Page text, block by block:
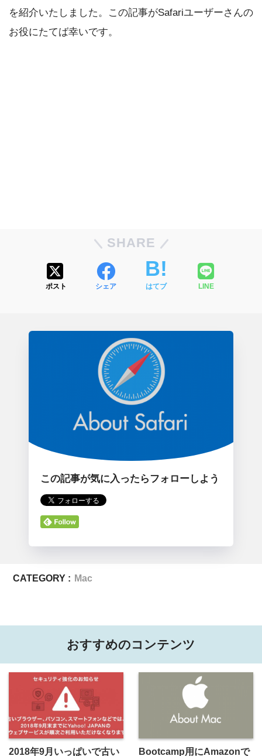
を紹介いたしました。この記事がSafariユーザーさんの
お役にたてば幸いです。
SHARE
ポスト シェア はてブ LINE
この記事が気に入ったらフォローしよう
CATEGORY : Mac
おすすめのコンテンツ
2018年9月いっぱいで古い Bootcamp用にAmazonで